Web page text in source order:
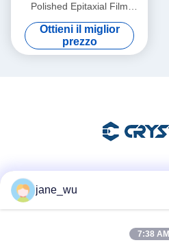
Polished Epitaxial Film
Substrates for Advanced
Thin Film Applications
Ottieni il miglior
prezzo
jane_wu
7:38 AM